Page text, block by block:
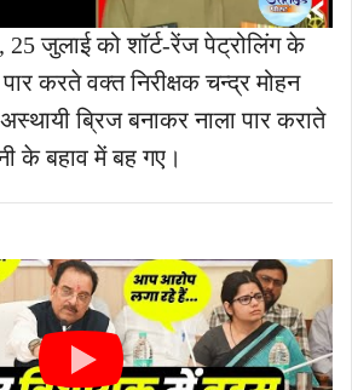
जुलाई को शॉर्ट-रेंज पेट्रोलिंग के
पार करते वक्त निरीक्षक चन्द्र मोहन
ब्रिज बनाकर नाला पार कराते
के बहाव में बह गए।